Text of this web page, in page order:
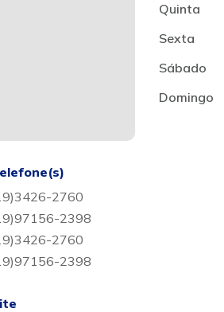
Quinta
Sexta
Sábado
Domingo
2760
2398
2760
2398